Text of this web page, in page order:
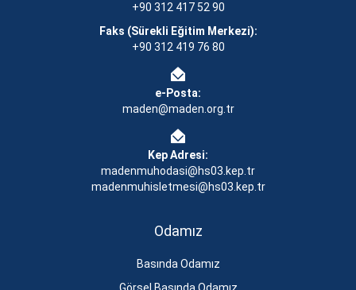
+90 312 417 52 90
Faks (Sürekli Eğitim Merkezi):
+90 312 419 76 80
e-Posta:
maden@maden.org.tr
Kep Adresi:
madenmuhodasi@hs03.kep.tr
madenmuhisletmesi@hs03.kep.tr
Odamız
Basında Odamız